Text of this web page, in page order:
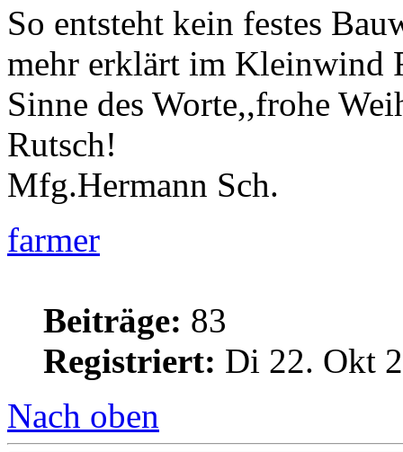
So entsteht kein festes
mehr erklärt im Kleinwind
Sinne des Worte,,frohe
Rutsch!
Mfg.Hermann Sch.
farmer
Beiträge: 83
Registriert: Di 22. Okt
Nach oben